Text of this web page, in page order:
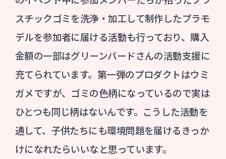
スチックゴミを洗浄・加工して制作したプラモ
デルを参加者に届ける活動も行っており、購入
金額の一部はグリーンバードさんの活動支援に
充てられています。第一弾のプロダクトはウミ
ガメですが、ゴミの色柄になっているので実は
ひとつも同じ柄はないんです。こうした活動を
通して、子供たちにも環境問題を届けるきっか
けになれたらいいなと思っています。